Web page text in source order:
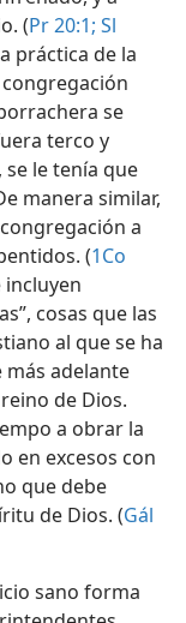
(Pr 20:1; Sl
práctica de la
se
terco y
le tenía que
manera similar,
a
(1Co
incluyen
cosas que las
al que se ha
adelante
de Dios.
a obrar la
en excesos con
que debe
de Dios. (Gál
sano forma